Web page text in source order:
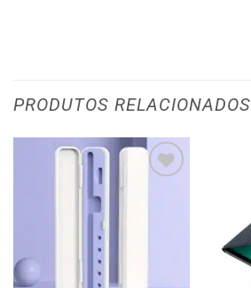
PRODUTOS RELACIONADOS